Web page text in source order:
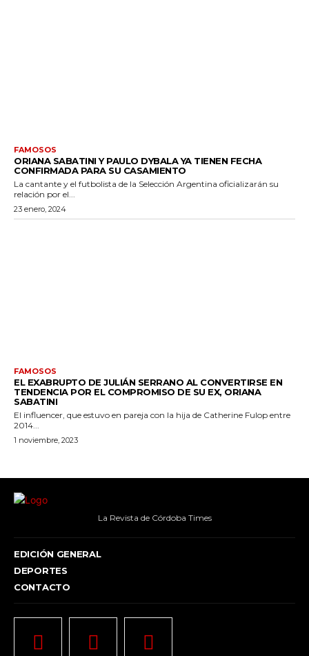
FAMOSOS
ORIANA SABATINI Y PAULO DYBALA YA TIENEN FECHA
CONFIRMADA PARA SU CASAMIENTO
La cantante y el futbolista de la Selección Argentina oficializarán su
relación por el...
23 enero, 2024
FAMOSOS
EL EXABRUPTO DE JULIÁN SERRANO AL CONVERTIRSE EN
TENDENCIA POR EL COMPROMISO DE SU EX, ORIANA
SABATINI
El influencer, que estuvo en pareja con la hija de Catherine Fulop entre
2014...
1 noviembre, 2023
La Revista de Córdoba Times
EDICIÓN GENERAL
DEPORTES
CONTACTO